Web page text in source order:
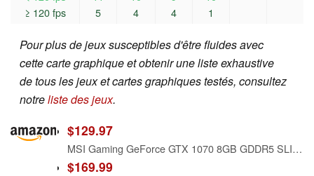
≥ 120 fps
5
4
4
1
Pour plus de jeux susceptibles d'être fluides avec
cette carte graphique et obtenir une liste exhaustive
de tous les jeux et cartes graphiques testés, consultez
notreliste des jeux.
$129.97
MSI Gaming GeForce GTX 1070 8GB GDDR5 SLI DirectX 12 VR Ready Graphics Card (GTX 1070 GAMING X 8G) (Renewed)
$169.99